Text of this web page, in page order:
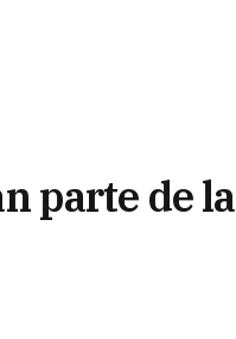
parte de la